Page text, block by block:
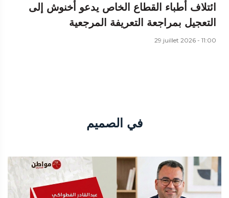
ائتلاف أطباء القطاع الخاص يدعو أخنوش إلى
التعجيل بمراجعة التعريفة المرجعية
29 juillet 2026 - 11:00
في الصميم